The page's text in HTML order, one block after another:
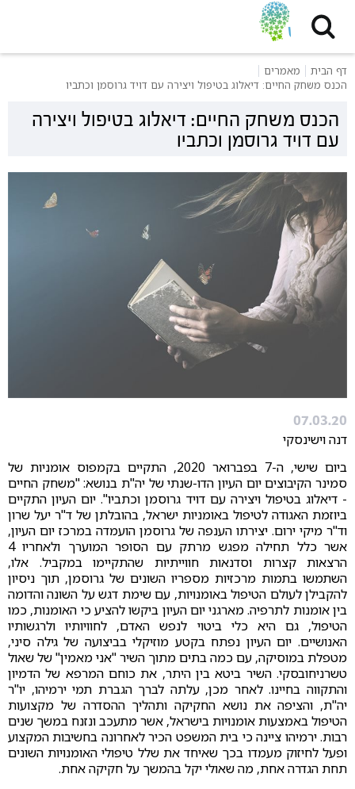
דף הבית
מאמרים
הכנס משחק החיים: דיאלוג בטיפול ויצירה עם דויד גרוסמן וכתביו
הכנס משחק החיים: דיאלוג בטיפול ויצירה
עם דויד גרוסמן וכתביו
07.03.20
דנה וישינסקי
ביום שישי, ה-7 בפברואר 2020, התקיים בקמפוס אומניות של
סמינר הקיבוצים יום העיון הדו-שנתי של יה"ת בנושא: "משחק החיים
- דיאלוג בטיפול ויצירה עם דויד גרוסמן וכתביו". יום העיון התקיים
ביוזמת האגודה לטיפול באומניות ישראל, בהובלתן של ד"ר יעל שרון
וד"ר מיקי ירום. יצירתו הענפה של גרוסמן הועמדה במרכז יום העיון,
אשר כלל תחילה מפגש מרתק עם הסופר המוערך ולאחריו 4
הרצאות קצרות וסדנאות חווייתיות שהתקיימו במקביל. אלו,
השתמשו בתמות מרכזיות מספריו השונים של גרוסמן, תוך ניסיון
להקבילן לעולם הטיפול באומנויות, עם שימת דגש על השונה והדומה
בין אומנות לתרפיה. מארגני יום העיון ביקשו להציע כי האומנות, כמו
הטיפול, גם היא כלי ביטוי לנפש האדם, לחוויותיו ולרגשותיו
האנושיים. יום העיון נפתח בקטע מוזיקלי בביצועה של גילה סיני,
מטפלת במוסיקה, עם כמה בתים מתוך השיר "אני מאמין" של שאול
טשרניחובסקי. השיר ביטא בין היתר, את כוחם המרפא של הדמיון
והתקווה בחיינו. לאחר מכן, עלתה לברך הגברת תמי ירמיהו, יו"ר
יה"ת, והציפה את נושא החקיקה ותהליך ההסדרה של מקצועות
הטיפול באמצעות אומנויות בישראל, אשר מתעכב ונזנח במשך שנים
רבות. ירמיהו ציינה כי בית המשפט הכיר לאחרונה בחשיבות המקצוע
ופעל לחיזוק מעמדו בכך שאיחד את שלל טיפולי האומנויות השונים
תחת הגדרה אחת, מה שאולי יקל בהמשך על חקיקה אחת.